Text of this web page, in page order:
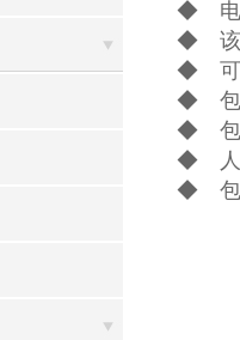
◆ 电
◆ 该
◆ 可
◆ 包
◆ 包
◆ 人
◆ 包